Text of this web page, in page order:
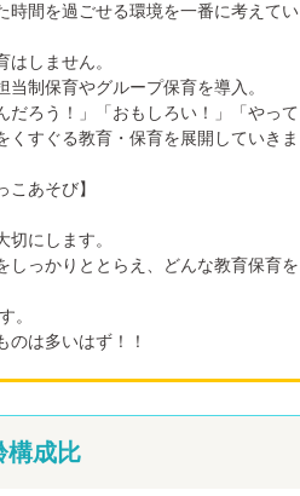
時間を過ごせる環境を一番に考えてい
しません。
制保育やグループ保育を導入。
だろう！」「おもしろい！」「やって
すぐる教育・保育を展開していきま
あそび】
にします。
しっかりととらえ、どんな教育保育を
。
は多いはず！！
構成比